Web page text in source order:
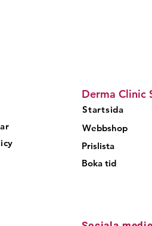
Derma Clinic
Startsida
Webbshop
Prislista
Boka tid